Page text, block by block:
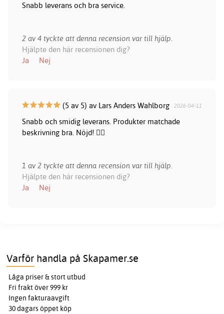
Snabb leverans och bra service.
2 av 4 tyckte att denna recension var till hjälp.
Hjälpte den här recensionen dig?
Ja
Nej
(5 av 5) av Lars Anders Wahlborg 2026-04-11
Snabb och smidig leverans. Produkter matchade
beskrivning bra. Nöjd! 👍🏻
1 av 2 tyckte att denna recension var till hjälp.
Hjälpte den här recensionen dig?
Ja
Nej
Varför handla på Skapamer.se
Låga priser & stort utbud
Fri frakt över 999 kr
Ingen fakturaavgift
30 dagars öppet köp